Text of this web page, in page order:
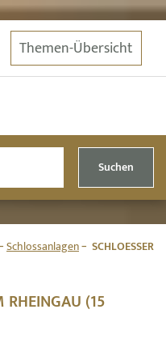
Themen-Übersicht
Suchen
Schlossanlagen
SCHLOESSER
RHEINGAU (15